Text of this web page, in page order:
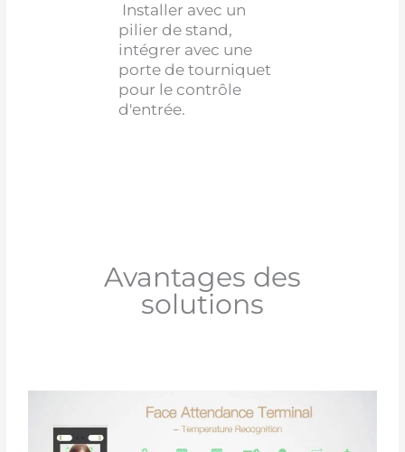
Installer avec un
pilier de stand,
intégrer avec une
porte de tourniquet
pour le contrôle
d'entrée.
Avantages des
solutions